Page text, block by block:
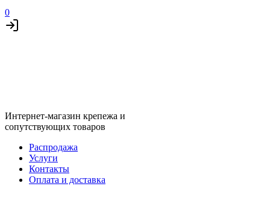
0
Интернет-магазин крепежа и
сопутствующих товаров
Распродажа
Услуги
Контакты
Оплата и доставка